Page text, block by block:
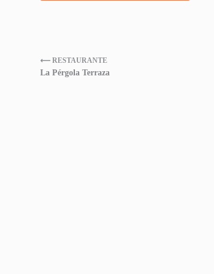
⟵ RESTAURANTE
La Pérgola Terraza